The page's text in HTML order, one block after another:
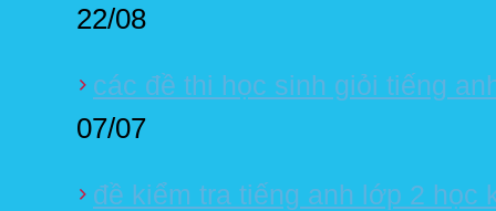
22/08
các đề thi học sinh giỏi tiếng
07/07
đề kiểm tra tiếng anh lớp 2 học